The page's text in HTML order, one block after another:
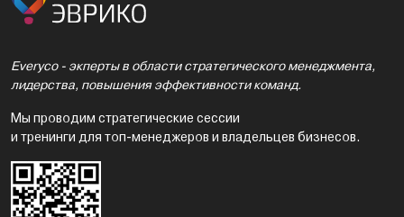
Everyco - экперты в области стратегического менеджмента,
лидерства, повышения эффективности команд.
Мы проводим стратегические сессии
и тренинги для топ-менеджеров и владельцев бизнесов.